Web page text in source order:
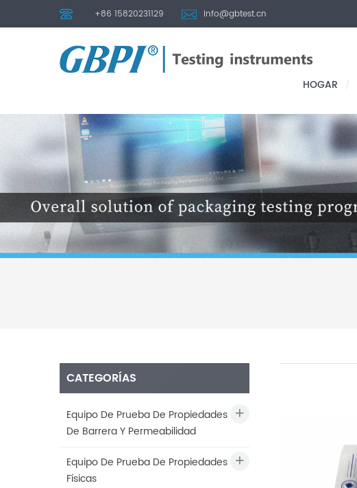
+86 15820231129 info@gbtest.cn
HOGAR /
CATEGORÍAS
Equipo De Prueba De Propiedades
De Barrera Y Permeabilidad
Equipo De Prueba De Propiedades
Físicas